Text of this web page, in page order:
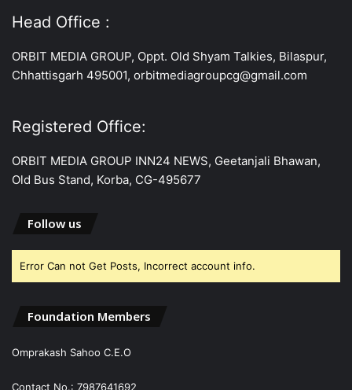
Head Office :
ORBIT MEDIA GROUP, Oppt. Old Shyam Talkies, Bilaspur,
Chhattisgarh 495001, orbitmediagroupcg@gmail.com
Registered Office:
ORBIT MEDIA GROUP INN24 NEWS, Geetanjali Bhawan,
Old Bus Stand, Korba, CG-495677
Follow us
Error Can not Get Posts, Incorrect account info.
Foundation Members
Omprakash Sahoo C.E.O
Contact No.: 7987641692